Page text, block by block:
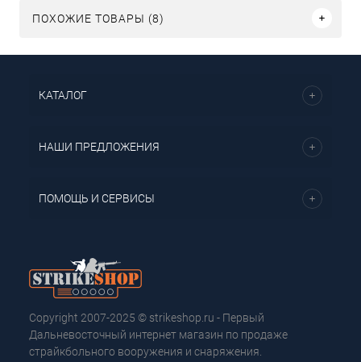
ПОХОЖИЕ ТОВАРЫ (8)
КАТАЛОГ
НАШИ ПРЕДЛОЖЕНИЯ
ПОМОЩЬ И СЕРВИСЫ
Copyright 2007-2025 © strikeshop.ru - Первый
Дальневосточный интернет магазин по продаже
страйкбольного вооружения и снаряжения.